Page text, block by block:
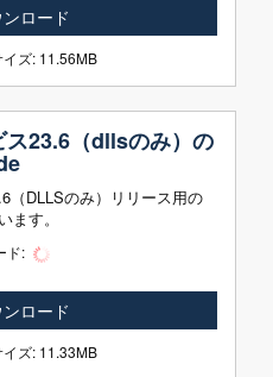
ンロード
ズ: 11.56MB
ス23.6（dllsのみ）の
（DLLSのみ）リリース用の
す。
ド:
ンロード
ズ: 11.33MB